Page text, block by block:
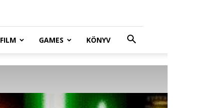
FILM GAMES KÖNYV